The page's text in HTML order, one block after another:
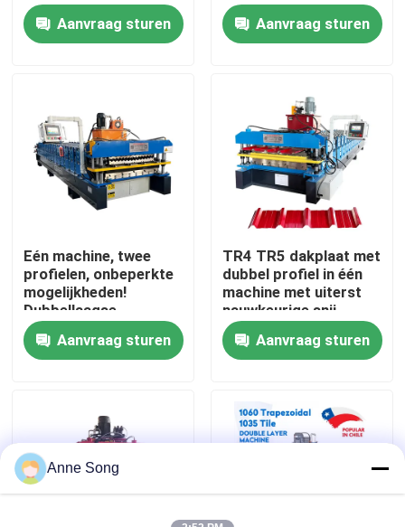
Ongeveer ons
Fabrieksreis
Contacteer ons
Nieuws
het broodje die van het dakwerkblad machine vormen
Dubbel Laagbroodje die Machine vormen
precisiesnijmachine
Aanvraag sturen
dakplaatvormmachine
Aanvraag sturen
Eén machine, twee
profielen, onbeperkte
mogelijkheden!
Dubbellaagse
automatische
conversiedakmachine
Aanvraag sturen
TR4 TR5 dakplaat met
dubbel profiel in één
machine met uiterst
nauwkeurige snij-
kostenbesparende
machineAanvraag sturen
Anne Song